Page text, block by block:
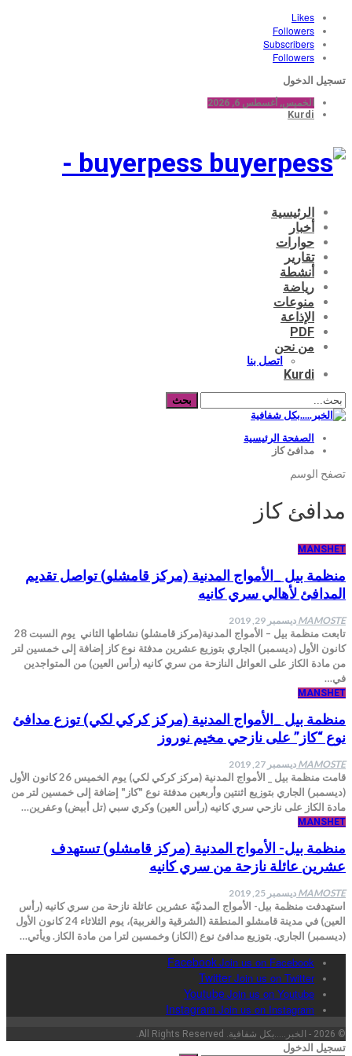
Likes
Followers
Subscribers
Followers
تسجيل الدخول
الخميس, أغسطس 6, 2026
Kurdi
buyerpess -
الرئيسية
أخبار
حوارات
تقارير
أنشطة
رياضة
منوعات
الإذاعة
PDF
من نحن
اتصل بنا
Kurdi
الصفحة الرئيسية
مدافئ كاز
تصفح الوسم
مدافئ كاز
MANSHET
منظمة بيل _الأمواج المدنية (مركز قامشلو) تواصل تقديم
المدافئ لأهالي سري كانيه
MAMOSTE ديسمبر 29, 2019
تابعت منظمة بيل – الأمواج المدنية(مركز قامشلو) نشاطها الثاني يوم السبت 28
كانون الأول (ديسمبر) الجاري بتوزيع عشرين مدفئة نوع كاز إضافة إلى خمسين لتر
من مادة الكاز على العوائل النازحة من سري كانيه (رأس العين) من المتواجدين
في…
MANSHET
منظمة بيل _الأمواج المدنية (مركز كركي لكي) توزع مدافئ
نوع “كاز” على نازحي مخيم نوروز
MAMOSTE ديسمبر 27, 2019
قامت منظمة بيل _ الأمواج المدنية (مركز كركي لكي) يوم الخميس 26 كانون الأول
(ديسمبر) الجاري بتوزيع اثنتين وأربعين مدفئة نوع "كاز" إضافة إلى خمسين لتر من
مادة الكاز على نازحي سري كانيه (رأس العين) وكري سبي (تل أبيض) وعفرين…
MANSHET
منظمة بيل- الأمواج المدنية (مركز قامشلو) تستهدف
عشرين عائلة نازحة من سري كانيه
MAMOSTE ديسمبر 25, 2019
استهدفت منظمة بيل- الأمواج المدنيّة عشرين عائلة نازحة من سري كانيه (رأس
العين) في مدينة قامشلو المنطقة (الشرقية والغربية)، يوم الثلاثاء 24 كانون الأول
(ديسمبر) الجاري. بتوزيع مدافئ نوع (الكاز) وخمسين لترا من مادة الكاز. ويأتي…
FacebookJoin us on Facebook
TwitterJoin us on Twitter
YoutubeJoin us on Youtube
Instagram Join us on Instagram
© 2026 - الخبر.....بكل شفافية. All Rights Reserved.
تسجيل الدخول